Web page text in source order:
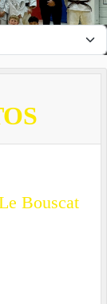
Bouscat